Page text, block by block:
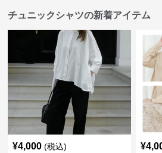
チュニックシャツの新着アイテム
¥4,000 (税込) ¥